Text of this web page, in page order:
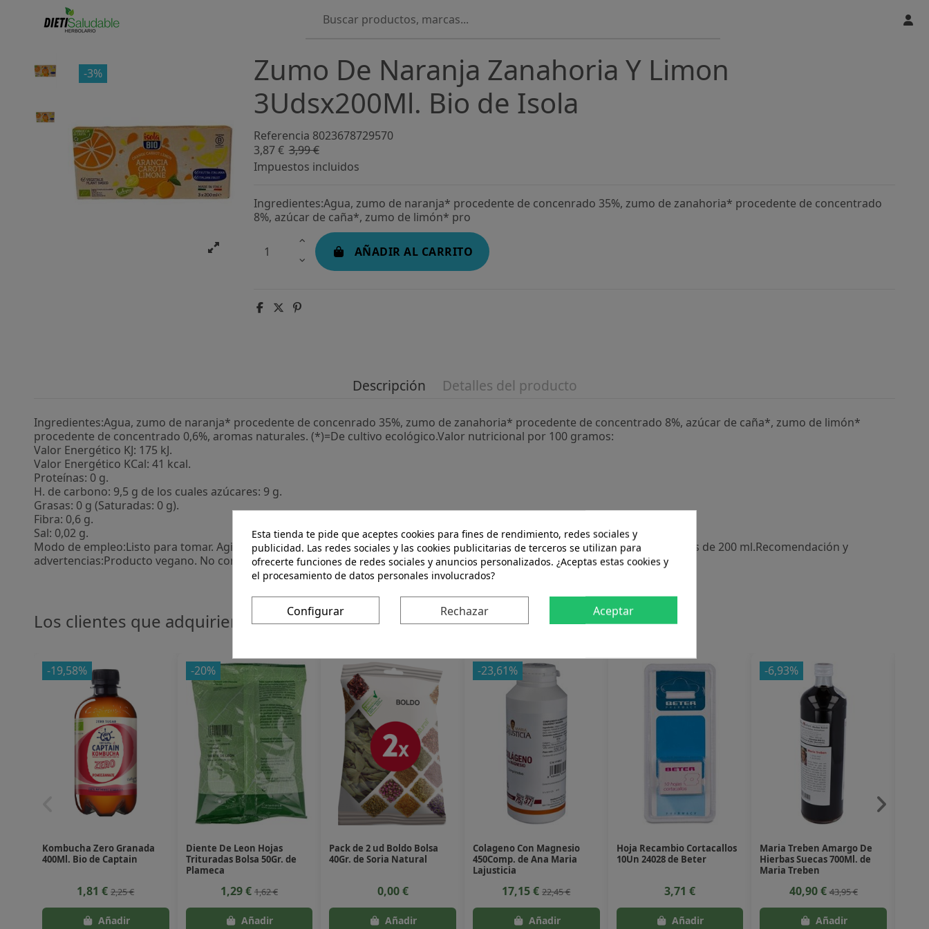
-3%
Zumo De Naranja Zanahoria Y Limon
3Udsx200Ml. Bio de Isola
Referencia 8023678729570
3,87 € 3,99 €
Impuestos incluidos
Ingredientes:Agua, zumo de naranja* procedente de concenrado 35%, zumo de zanahoria* procedente de concentrado
8%, azúcar de caña*, zumo de limón* pro
AÑADIR AL CARRITO
Descripción Detalles del producto
Ingredientes:Agua, zumo de naranja* procedente de concenrado 35%, zumo de zanahoria* procedente de concentrado 8%, azúcar de caña*, zumo de limón*
procedente de concentrado 0,6%, aromas naturales. (*)=De cultivo ecológico.Valor nutricional por 100 gramos:
Valor Energético KJ: 175 kJ.
Valor Energético KCal: 41 kcal.
Proteínas: 0 g.
H. de carbono: 9,5 g de los cuales azúcares: 9 g.
Grasas: 0 g (Saturadas: 0 g).
Fibra: 0,6 g.
Sal: 0,02 g.
Modo de empleo:Listo para tomar. Agitar bien antes de usar. Ideal para desayunos y meriendas.Presentación:Pack de 3 envases de 200 ml.Recomendación y
advertencias:Producto vegano. No contiene aceite, aceite de palma, colorantes, conservantes, espesantes ni gluten.
Los clientes que adquirieron este producto también compraron:
-19,58%
Kombucha Zero Granada
400Ml. Bio de Captain
1,81 €2,25 €
-20%
Diente De Leon Hojas
Trituradas Bolsa 50Gr. de
Plameca
1,29 € 1,62 €
Pack de 2 ud Boldo Bolsa
40Gr. de Soria Natural
0,00 €
-23,61%
Colageno Con Magnesio
450Comp. de Ana Maria
Lajusticia
17,15 €22,45 €
Hoja Recambio Cortacallos
10Un 24028 de Beter
3,71 €
-6,93%
Maria Treben Amargo De
Hierbas Suecas 700Ml. de
Maria Treben
40,90 €43,95 €
Esta tienda te pide que aceptes cookies para fines de rendimiento, redes sociales y
publicidad. Las redes sociales y las cookies publicitarias de terceros se utilizan para
ofrecerte funciones de redes sociales y anuncios personalizados. ¿Aceptas estas cookies y
el procesamiento de datos personales involucrados?
Configurar Rechazar Aceptar